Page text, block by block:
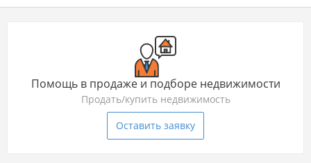
Помощь в продаже и подборе недвижимости
Продать/купить недвижимость
Оставить заявку